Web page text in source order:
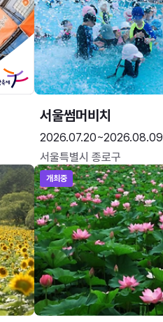
서울썸머비치
2026.07.20~2026.08.09
서울특별시 종로구
개최중